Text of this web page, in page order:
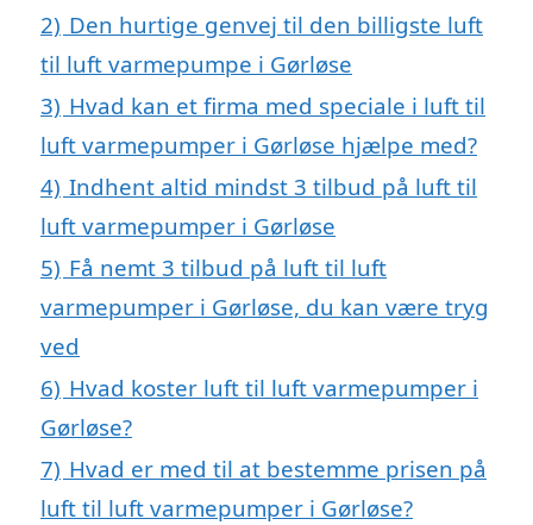
2) Den hurtige genvej til den billigste luft
til luft varmepumpe i Gørløse
3) Hvad kan et firma med speciale i luft til
luft varmepumper i Gørløse hjælpe med?
4) Indhent altid mindst 3 tilbud på luft til
luft varmepumper i Gørløse
5) Få nemt 3 tilbud på luft til luft
varmepumper i Gørløse, du kan være tryg
ved
6) Hvad koster luft til luft varmepumper i
Gørløse?
7) Hvad er med til at bestemme prisen på
luft til luft varmepumper i Gørløse?